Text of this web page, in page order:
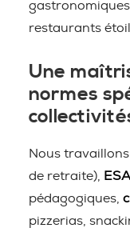
restaurants
Une
normes
Nous
de retraite),
pédagogiques,
pizzerias,